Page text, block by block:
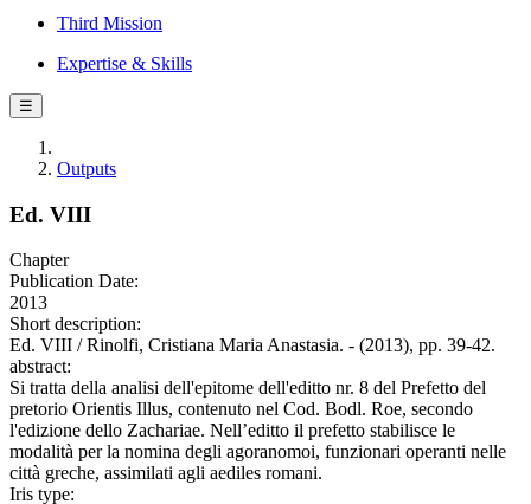
Third Mission
Expertise & Skills
☰
Outputs
Ed. VIII
Chapter
Publication Date:
2013
Short description:
Ed. VIII / Rinolfi, Cristiana Maria Anastasia. - (2013), pp. 39-42.
abstract:
Si tratta della analisi dell'epitome dell'editto nr. 8 del Prefetto del
pretorio Orientis Illus, contenuto nel Cod. Bodl. Roe, secondo
l'edizione dello Zachariae. Nell’editto il prefetto stabilisce le
modalità per la nomina degli agoranomoi, funzionari operanti nelle
città greche, assimilati agli aediles romani.
Iris type: